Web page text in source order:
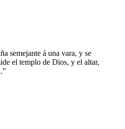
semejante á una vara, y se
el templo de Dios, y el altar,
”